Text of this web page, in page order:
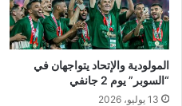
ي
د
ت
ن
ط
ل
المولودية والإتحاد يتواجهان في
“السوبر” يوم 2 جانفي
13 يوليو، 2026